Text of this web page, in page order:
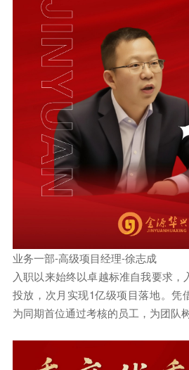
业务一部-高级项目经理-徐志成
入职以来始终以卓越标准自我要求，
投放，次月实现1亿级项目落地。凭
为同期首位通过考核的员工，为团队